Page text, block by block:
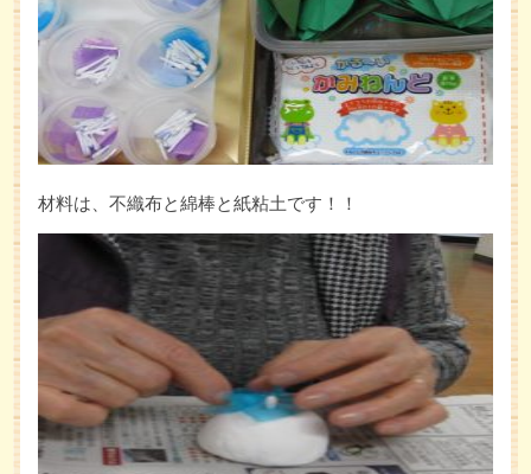
材料は、不織布と綿棒と紙粘土です！！